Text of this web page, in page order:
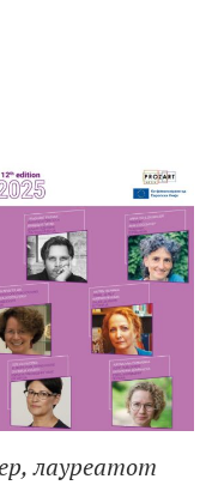
лауреатот